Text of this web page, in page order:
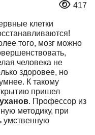
417
клетки
того, мозг можно
человека не
здоровее, но
К такому
пришел
. Профессор из
методику, при
умственную